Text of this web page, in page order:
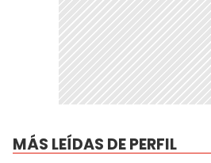
MÁS LEÍDAS DE PERFIL